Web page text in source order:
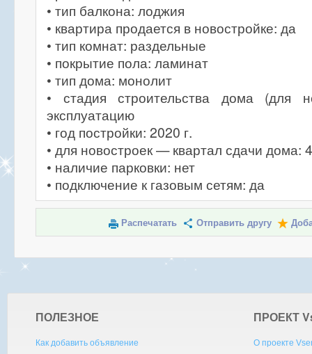
• тип балкона: лоджия
• квартира продается в новостройке: да
• тип комнат: раздельные
• покрытие пола: ламинат
• тип дома: монолит
• стадия строительства дома (для
эксплуатацию
• год постройки: 2020 г.
• для новостроек — квартал сдачи дома: 4
• наличие парковки: нет
• подключение к газовым сетям: да
Распечатать Отправить другу
ПОЛЕЗНОЕ
Как добавить объявление
ПРОЕКТ V
О проекте